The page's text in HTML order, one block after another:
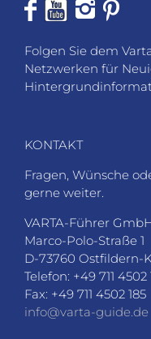
Folgen Sie dem
Netzwerken für
KONTAKT
Fragen, Wünsche
gerne weiter.
VARTA-Führer
Marco-Polo-Straße 1
D-73760 Ostfildern-
Telefon: +49 711 4502
Fax: +49 711 4502 185
info@varta-guide.de